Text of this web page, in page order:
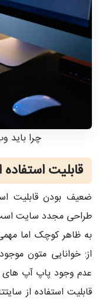
چرا باید
قابلیت
ضعیف بودن قابلیت
طراحی مجدد سایت
به ظاهر کوچک اما
از: خوانایی متون
عدم وجود پاپ آپ های
قابلیت استفاده از